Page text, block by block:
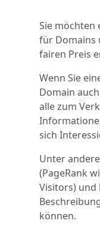
Sie möchten
für Domains
fairen Preis
Wenn Sie
Domain
alle zum
sich
Unter
(PageRank
Visitors) und
können.